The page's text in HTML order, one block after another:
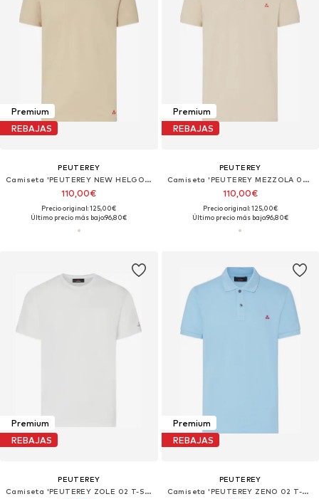
Premium
REBAJAS
PEUTEREY
Camiseta 'PEUTEREY NEW HELGO POLO'
110,00€
Precio original: 125,00€
Último precio más bajo:96,80€
Premium
REBAJAS
PEUTEREY
Camiseta 'PEUTEREY MEZZOLA 02 T-Shirt e Polo'
110,00€
Precio original: 125,00€
Último precio más bajo:96,80€
Premium
REBAJAS
PEUTEREY
Camiseta 'PEUTEREY ZOLE 02 T-SHIRT'
Premium
REBAJAS
PEUTEREY
Camiseta 'PEUTEREY ZENO 02 T-Shirt e Polo'